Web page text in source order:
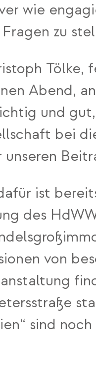
wie
zu
Abend,
und
bei
ist
des
von
sind